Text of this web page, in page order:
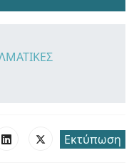
Εκτύπωση